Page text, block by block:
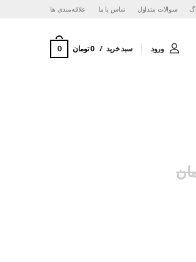
سوالات متداول تماس با ما ‌علاقه‌مندی ها
ورود سبد خرید 0 تومان 0